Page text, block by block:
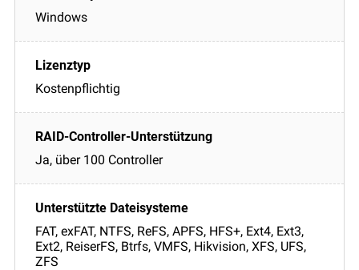
Windows
Kostenpflichtig
Ja, über 100 Controller
FAT, exFAT, NTFS, ReFS, APFS, HFS+, Ext4, Ext3,
Ext2, ReiserFS, Btrfs, VMFS, Hikvision, XFS, UFS,
ZFS